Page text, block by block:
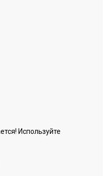
месяцев в бочках;
чемпионата мира по
Используйте